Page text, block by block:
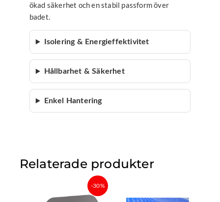
ökad säkerhet och en stabil passform över
badet.
Isolering & Energieffektivitet
Hållbarhet & Säkerhet
Enkel Hantering
Relaterade produkter
-30%
ursprungliga
Det
nuvarande